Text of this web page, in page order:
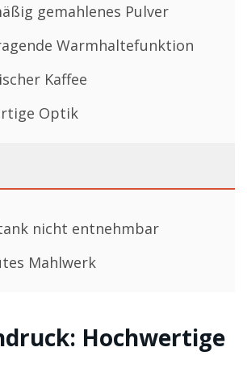
gemahlenes Pulver
Warmhaltefunktion
Kaffee
Optik
nicht entnehmbar
Mahlwerk
Hochwertige